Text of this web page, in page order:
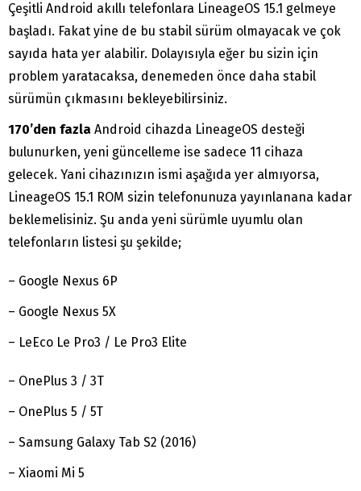
Çeşitli Android akıllı telefonlara LineageOS 15.1 gelmeye
başladı. Fakat yine de bu stabil sürüm olmayacak ve çok
sayıda hata yer alabilir. Dolayısıyla eğer bu sizin için
problem yaratacaksa, denemeden önce daha stabil
sürümün çıkmasını bekleyebilirsiniz.
170’den fazla Android cihazda LineageOS desteği
bulunurken, yeni güncelleme ise sadece 11 cihaza
gelecek. Yani cihazınızın ismi aşağıda yer almıyorsa,
LineageOS 15.1 ROM sizin telefonunuza yayınlanana kadar
beklemelisiniz. Şu anda yeni sürümle uyumlu olan
telefonların listesi şu şekilde;
– Google Nexus 6P
– Google Nexus 5X
– LeEco Le Pro3 / Le Pro3 Elite
– OnePlus 3 / 3T
– OnePlus 5 / 5T
– Samsung Galaxy Tab S2 (2016)
– Xiaomi Mi 5